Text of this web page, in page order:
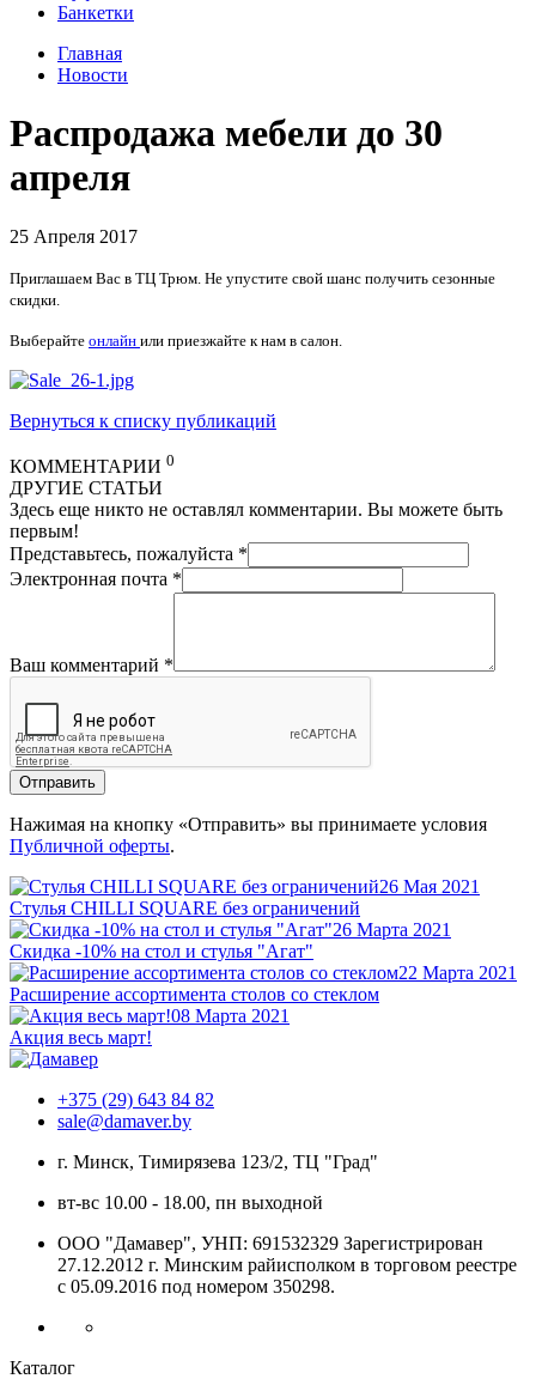
Банкетки
Главная
Новости
Распродажа мебели до 30
апреля
25 Апреля 2017
Приглашаем Вас в ТЦ Трюм. Не упустите свой шанс получить сезонные
скидки.
Выберайте онлайн или приезжайте к нам в салон.
Вернуться к списку публикаций
КОММЕНТАРИИ 0
ДРУГИЕ СТАТЬИ
Здесь еще никто не оставлял комментарии. Вы можете быть
первым!
Представьтесь, пожалуйста *
Электронная почта *
Ваш комментарий *
Отправить
Нажимая на кнопку «Отправить» вы принимаете условия
Публичной оферты.
26 Мая 2021
Стулья CHILLI SQUARE без ограничений
26 Марта 2021
Скидка -10% на стол и стулья "Агат"
22 Марта 2021
Расширение ассортимента столов со стеклом
08 Марта 2021
Акция весь март!
+375 (29) 643 84 82
sale@damaver.by
г. Минск, Тимирязева 123/2, ТЦ "Град"
вт-вс 10.00 - 18.00, пн выходной
ООО "Дамавер", УНП: 691532329 Зарегистрирован
27.12.2012 г. Минским райисполком в торговом реестре
с 05.09.2016 под номером 350298.
Каталог